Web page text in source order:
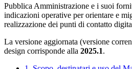
Pubblica Amministrazione e i suoi
indicazioni operative per orientare e
realizzazione dei punti di contatto
La versione aggiornata (versione
design corrisponde alla 2025.1.